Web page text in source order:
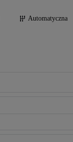
Automatyczna